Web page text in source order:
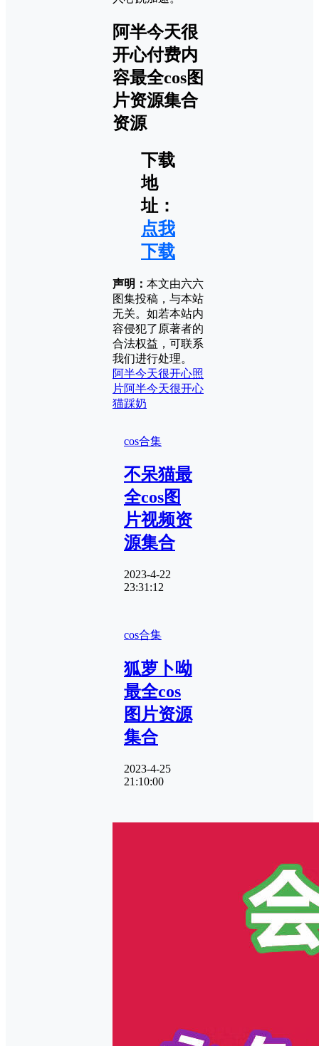
阿半今天很
开心付费内
容最全cos图
片资源集合
资源
下载
地
址：
点我
下载
声明： 本文由六六
图集投稿，与本站
无关。如若本站内
容侵犯了原著者的
合法权益，可联系
我们进行处理。
阿半今天很开心照
片阿半今天很开心
猫踩奶
cos合集
不呆猫最
全cos图
片视频资
源集合
2023-4-22
23:31:12
cos合集
狐萝卜呦
最全cos
图片资源
集合
2023-4-25
21:10:00